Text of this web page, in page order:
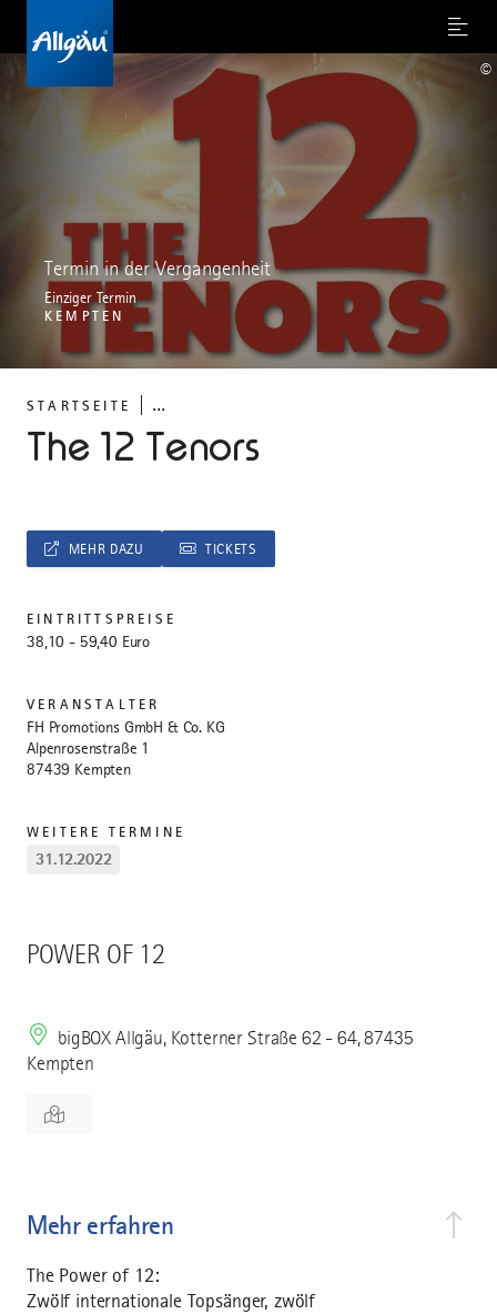
Menu
STARTSEITE ...
The 12 Tenors
Termin in der Vergangenheit
Einziger Termin
KEMPTEN
©
POWER OF 12
bigBOX Allgäu, Kotterner Straße 62 - 64, 87435
Kempten
Mehr erfahren
The Power of 12:
Zwölf internationale Topsänger, zwölf
MEHR DAZU TICKETS
EINTRITTSPREISE
38,10 - 59,40 Euro
VERANSTALTER
FH Promotions GmbH & Co. KG
Alpenrosenstraße 1
87439 Kempten
WEITERE TERMINE
31.12.2022